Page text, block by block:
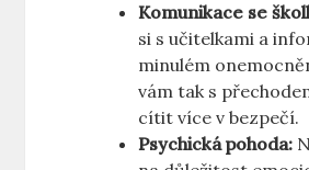
Komunikace se
si s učitelkami a
minulém
vám tak s
cítit více v bezpečí.
Psychická pohoda: